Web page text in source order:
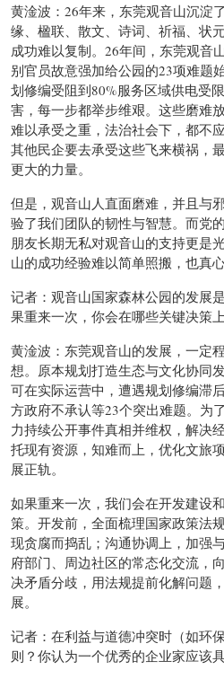
黄淦波：26年来，东莞观音山沉淀
缘、楹联、散文、诗词、祈福、状
成功难以复制。26年间，东莞观音
别官员故意强加给公园的23项难题
划修编受阻到80%服务区域供电受
害，每一步都举步维艰。这些磨难
难以承受之重，法治社会下，都不
其他民企要去承受这些飞来横祸，
更大的力量。
但是，观音山人直面磨难，并且与
验了我们团队的韧性与智慧。而党
朋友长期无私对观音山的支持更是
山的成功经验难以简单照搬，也真
记者：观音山国家森林公园的发展
果重来一次，你会在哪些关键决策
黄淦波：东莞观音山的发展，一定
想。原本规划打造生态与文化协同
可在实际运营中，遭遇规划修编滞
方政府不承认等23个突出难题。为
力持续公开事件真相并维权，解决
托现有资源，知难而上，优化文旅
展正轨。
如果重来一次，我们会在开发建设
策。开发前，全面梳理国家政策法
现贪腐而捣乱；沟通协调上，加强
府部门、周边社区的常态化交流，
决矛盾分歧，用法规提前化解问题
展。
记者：在利益与道德冲突时（如环
则？你认为一个优秀的企业家应该